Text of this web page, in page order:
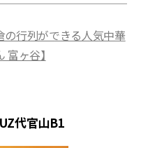
の行列ができる人気中華
富ヶ谷】
代官山B1